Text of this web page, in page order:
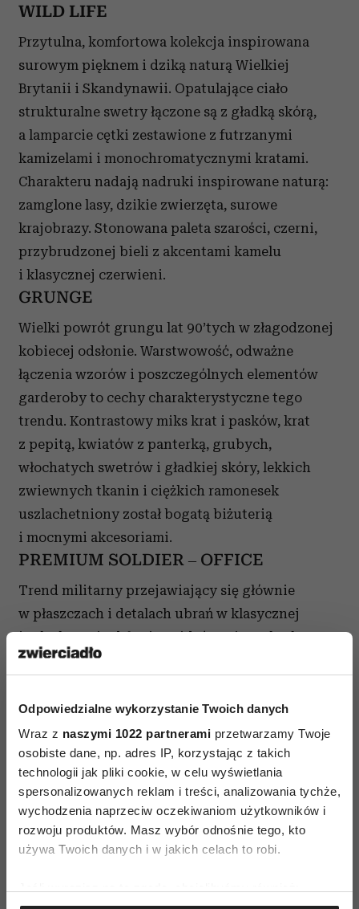
Odpowiedzialne wykorzystanie Twoich danych
Wraz z naszymi 1022 partnerami przetwarzamy Twoje
osobiste dane, np. adres IP, korzystając z takich
technologii jak pliki cookie, w celu wyświetlania
spersonalizowanych reklam i treści, analizowania tychże,
wychodzenia naprzeciw oczekiwaniom użytkowników i
rozwoju produktów. Masz wybór odnośnie tego, kto
używa Twoich danych i w jakich celach to robi.
WILD LIFE
Przytulna, komfortowa kolekcja inspirowana
surowym pięknem i dziką naturą Wielkiej
Brytanii i Skandynawii. Opatulające ciało
strukturalne swetry łączone są z gładką skórą,
a lamparcie cętki zestawione z futrzanymi
kamizelami i monochromatycznymi kratami.
Charakteru nadają nadruki inspirowane naturą:
zamglone lasy, dzikie zwierzęta, surowe
krajobrazy. Stonowana paleta szarości, czerni,
przybrudzonej bieli z akcentami kamelu
i klasycznej czerwieni.
GRUNGE
Wielki powrót grungu lat 90’tych w złagodzonej
kobiecej odsłonie. Warstwowość, odważne
łączenia wzorów i poszczególnych elementów
garderoby to cechy charakterystyczne tego
trendu. Kontrastowy miks krat i pasków, krat
z pepitą, kwiatów z panterką, grubych,
włochatych swetrów i gładkiej skóry, lekkich
zwiewnych tkanin i ciężkich ramonesek
uszlachetniony został bogatą biżuterią
i mocnymi akcesoriami.
PREMIUM SOLDIER – OFFICE
Trend militarny przejawiający się głównie
w płaszczach i detalach ubrań w klasycznej
i szlachetnej odsłonie. Widać w nim subtelne
inspiracje mundurem wojskowym: usztywnione
łańcuchy w wykończeniach swetrów i żakietów
czy kontrastowe detale. Przekorne zestawienia
kobiecych form z mocnymi akcesoriami. Klasyka
nie musi być nudna!
Zobacz:swetry damskie długie